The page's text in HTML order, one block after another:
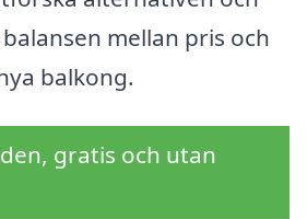
mellan pris och
balkong.
gratis och utan